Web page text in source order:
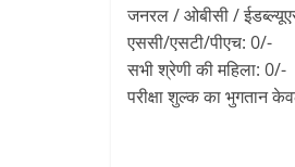
जनरल / ओबीसी /
एससी/एसटी/पीएच: 0/-
सभी श्रेणी की महिला: 0/-
परीक्षा शुल्क का भुगतान